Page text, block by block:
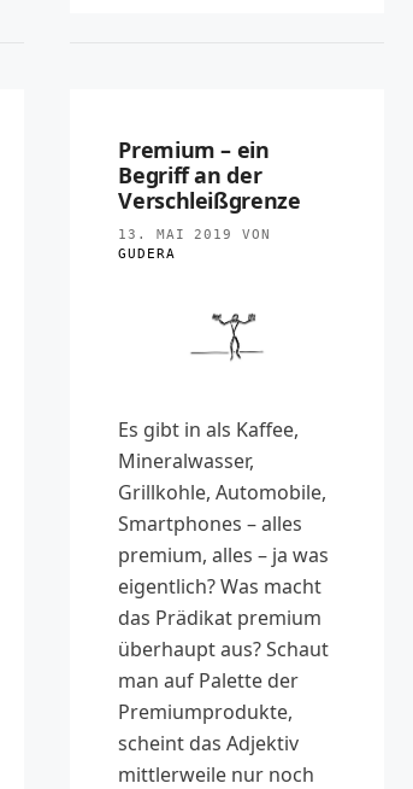
Premium – ein
Begriff an der
Verschleißgrenze
13. MAI 2019
VON
GUDERA
Es gibt in als Kaffee,
Mineralwasser,
Grillkohle, Automobile,
Smartphones – alles
premium, alles – ja was
eigentlich? Was macht
das Prädikat premium
überhaupt aus? Schaut
man auf Palette der
Premiumprodukte,
scheint das Adjektiv
mittlerweile nur noch